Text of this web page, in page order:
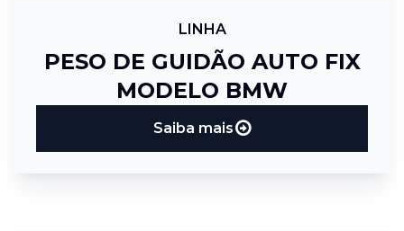
LINHA
PESO DE GUIDÃO AUTO FIX
MODELO BMW
Saiba mais